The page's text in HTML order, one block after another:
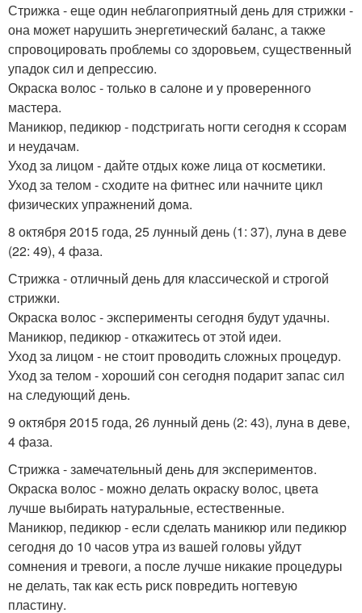
Стрижка - еще один неблагоприятный день для стрижки -
она может нарушить энергетический баланс, а также
спровоцировать проблемы со здоровьем, существенный
упадок сил и депрессию.
Окраска волос - только в салоне и у проверенного
мастера.
Маникюр, педикюр - подстригать ногти сегодня к ссорам
и неудачам.
Уход за лицом - дайте отдых коже лица от косметики.
Уход за телом - сходите на фитнес или начните цикл
физических упражнений дома.
8 октября 2015 года, 25 лунный день (1: 37), луна в деве
(22: 49), 4 фаза.
Стрижка - отличный день для классической и строгой
стрижки.
Окраска волос - эксперименты сегодня будут удачны.
Маникюр, педикюр - откажитесь от этой идеи.
Уход за лицом - не стоит проводить сложных процедур.
Уход за телом - хороший сон сегодня подарит запас сил
на следующий день.
9 октября 2015 года, 26 лунный день (2: 43), луна в деве,
4 фаза.
Стрижка - замечательный день для экспериментов.
Окраска волос - можно делать окраску волос, цвета
лучше выбирать натуральные, естественные.
Маникюр, педикюр - если сделать маникюр или педикюр
сегодня до 10 часов утра из вашей головы уйдут
сомнения и тревоги, а после лучше никакие процедуры
не делать, так как есть риск повредить ногтевую
пластину.